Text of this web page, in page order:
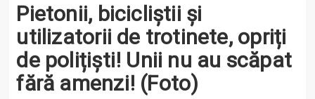
Pietonii, bicicliștii și
utilizatorii de trotinete, opriți
de polițiști! Unii nu au scăpat
fără amenzi! (Foto)